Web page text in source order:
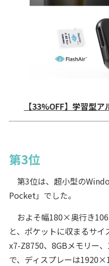
【33%OFF】学習型
第3位
第3位は、超小型の
Pocket」でした。
およそ幅180×奥行き
と、ポケットに収まるサ
x7-Z8750、8GBメモリー
で、ディスプレーは